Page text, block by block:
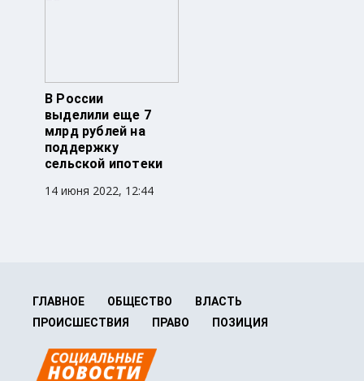
В России
выделили еще 7
млрд рублей на
поддержку
сельской ипотеки
14 июня 2022, 12:44
ГЛАВНОЕ ОБЩЕСТВО
ВЛАСТЬ
ПРОИСШЕСТВИЯ
ПРАВО ПОЗИЦИЯ